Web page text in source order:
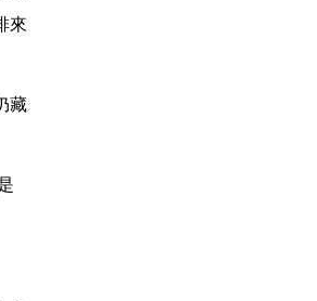
來
藏